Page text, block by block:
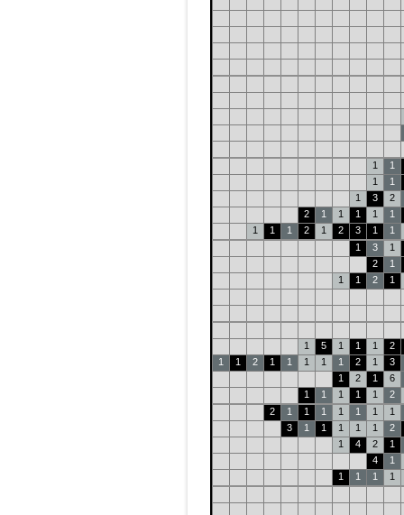
1
1
1
1
1
3
2
2
1 1 1 1
1
1
1 1 2 1 2 3 1
1
1
3
1
2
1
1
1 2 1
1 5 1 1 1
2
1
1 2 1 1 1 1 1 2 1
3
1
2 1
6
1
1 1 1 1
2
2
1 1 1 1 1 1
1
3
1 1 1 1 1
2
1
4 2
1
4
1
1
1 1 1